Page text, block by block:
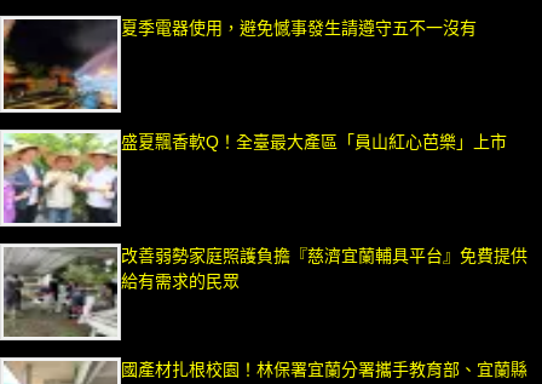
夏季電器使用，避免憾事發生請遵守五不一沒有
盛夏飄香軟Q！全臺最大產區「員山紅心芭樂」上市
改善弱勢家庭照護負擔『慈濟宜蘭輔具平台』免費提供
給有需求的民眾
國產材扎根校園！林保署宜蘭分署攜手教育部、宜蘭縣